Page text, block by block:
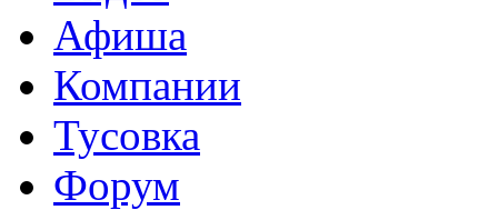
Афиша
Компании
Тусовка
Форум